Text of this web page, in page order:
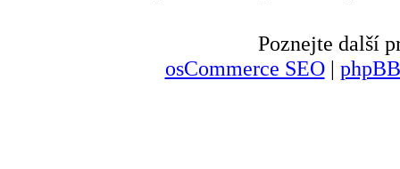
Poznejte další
osCommerce SEO|